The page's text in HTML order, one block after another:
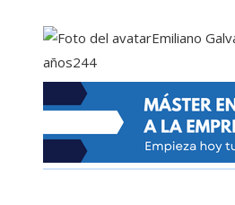
Emiliano
años244